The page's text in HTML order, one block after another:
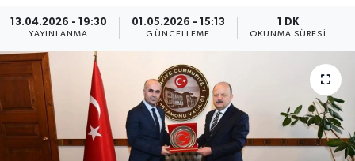
13.04.2026 - 19:30
YAYINLANMA
01.05.2026 - 15:13
GÜNCELLEME
1 DK
OKUNMA SÜRESI
Çatalzeytin Haberleri
Cide Haberleri
Daday Haberleri
Devrekani Haberleri